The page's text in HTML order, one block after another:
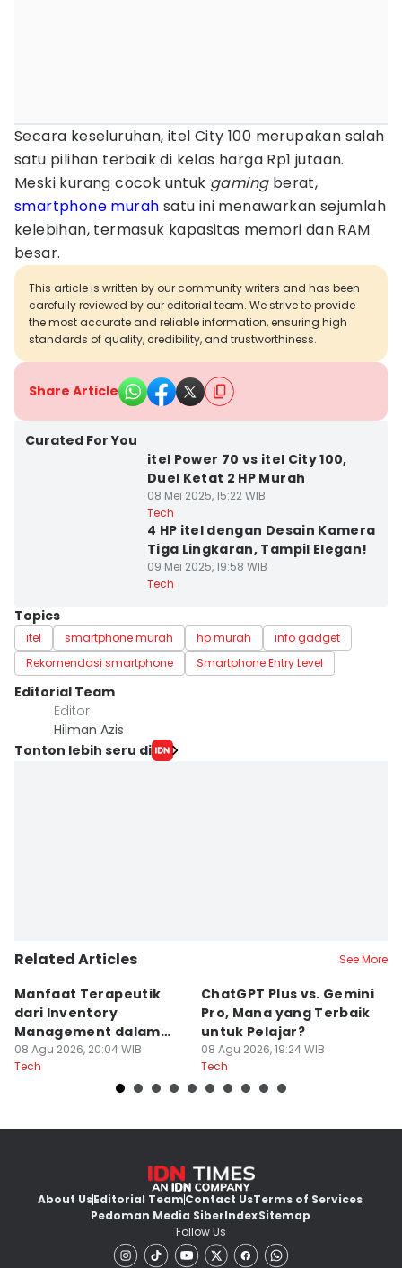
Secara keseluruhan, itel City 100 merupakan salah
satu pilihan terbaik di kelas harga Rp1 jutaan.
Meski kurang cocok untuk gamingberat,
smartphone murah satu ini menawarkan sejumlah
kelebihan, termasuk kapasitas memori dan RAM
besar.
This article is written by our community writers and has been
carefully reviewed by our editorial team. We strive to provide
the most accurate and reliable information, ensuring high
standards of quality, credibility, and trustworthiness.
Share Article
Curated For You
itel Power 70 vs itel City 100,
Duel Ketat 2 HP Murah
08 Mei 2025, 15:22 WIB
Tech
4 HP itel dengan Desain Kamera
Tiga Lingkaran, Tampil Elegan!
09 Mei 2025, 19:58 WIB
Tech
Topics
itel smartphone murah hp murah
info gadget
Rekomendasi smartphone
Smartphone Entry Level
Editorial Team
Editor
Hilman Azis
Tonton lebih seru di
Related Articles See More
Manfaat Terapeutik
dari Inventory
Management dalam
Cozy Game
08 Agu 2026, 20:04 WIB
Tech
ChatGPT Plus vs. Gemini
Pro, Mana yang Terbaik
untuk Pelajar?
08 Agu 2026, 19:24 WIB
Tech
About UsEditorial TeamContact UsTerms of Services
Pedoman Media SiberIndexSitemap
Follow Us